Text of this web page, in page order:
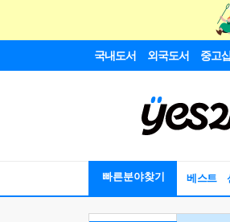
국내도서 외국도서 중고
빠른분야찾기 베스트